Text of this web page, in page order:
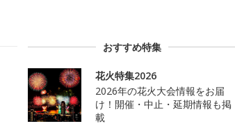
おすすめ特集
花火特集2026
2026年の花火大会情報をお届
け！開催・中止・延期情報も掲
載